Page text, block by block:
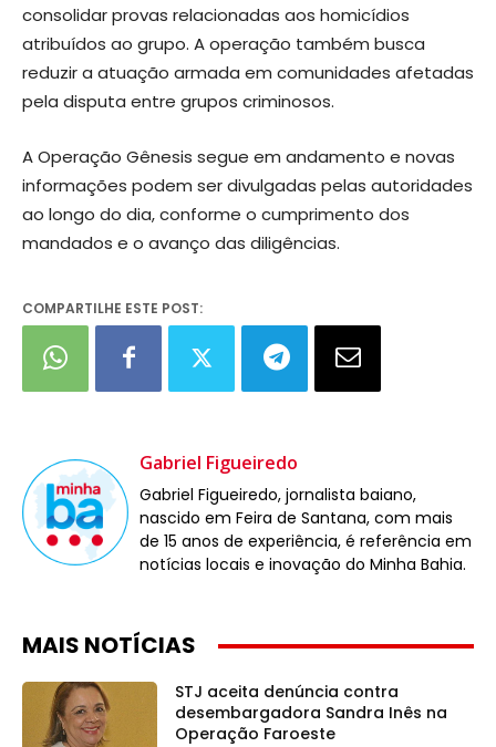
consolidar provas relacionadas aos homicídios
atribuídos ao grupo. A operação também busca
reduzir a atuação armada em comunidades afetadas
pela disputa entre grupos criminosos.
A Operação Gênesis segue em andamento e novas
informações podem ser divulgadas pelas autoridades
ao longo do dia, conforme o cumprimento dos
mandados e o avanço das diligências.
COMPARTILHE ESTE POST:
Gabriel Figueiredo
Gabriel Figueiredo, jornalista baiano,
nascido em Feira de Santana, com mais
de 15 anos de experiência, é referência em
notícias locais e inovação do Minha Bahia.
MAIS NOTÍCIAS
STJ aceita denúncia contra
desembargadora Sandra Inês na
Operação Faroeste